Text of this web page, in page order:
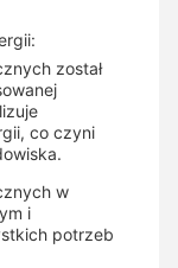
został
co czyni
w
i
potrzeb